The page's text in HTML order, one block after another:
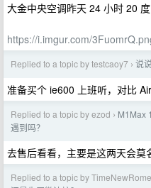
大金中央空调昨天 24 小时 20 度
https://i.imgur.com/
Replied to a topic by testcaoy7 › 说
准备买个 ie600 上班听，对比
Replied to a topic by ezod › M1Max
遇到吗？
去售后看看，主要是这两天会莫
Replied to a topic by TimeNewRome